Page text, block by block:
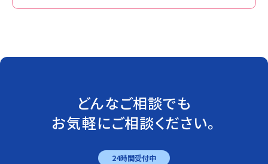
どんなご相談でも
お気軽にご相談ください。
24時間受付中